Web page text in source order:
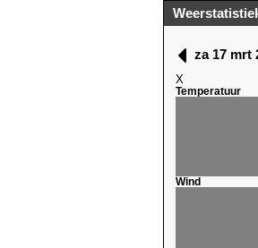
za 17 mrt
X
Temperatuur
Wind